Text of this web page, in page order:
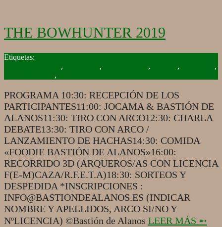
THE BOWHUNTER 2019
2019-
, , , ,
,
,
PROGRAMA 10:30: RECEPCIÓN DE LOS
PARTICIPANTES11:00: JOCAMA & BASTIÓN DE
ALANOS11:30: TIRO CON ARCO12:30: CHARLA
DEBATE13:30: TIRO CON ARCO /
LANZAMIENTO DE HACHAS14:30: COMIDA
«FOODIE BASTIÓN DE ALANOS»16:00:
RECORRIDO 3D (ARQUEROS/AS CON LICENCIA
F(E-M)CAZA/R.F.E.T.A)18:30: SORTEOS Y
DESPEDIDA *INSCRIPCIONES :
INFO@BASTIONDEALANOS.ES (INDICAR
NOMBRE Y APELLIDOS, ARCO SI/NO Y
NºLICENCIA) ©Bastión de Alanos LEER MÁS ➵